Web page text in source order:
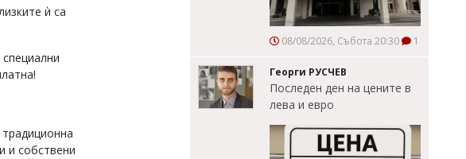
ѝ са
и собствени
08/08/2026, Събота 20:30 1
Георги РУСЧЕВ
Последен ден на цените в
лева и евро